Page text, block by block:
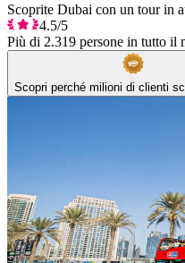
Scoprite Dubai con un tour in
4.5/5
Più di 2.319 persone in tutto il
Scopri perché milioni di clienti